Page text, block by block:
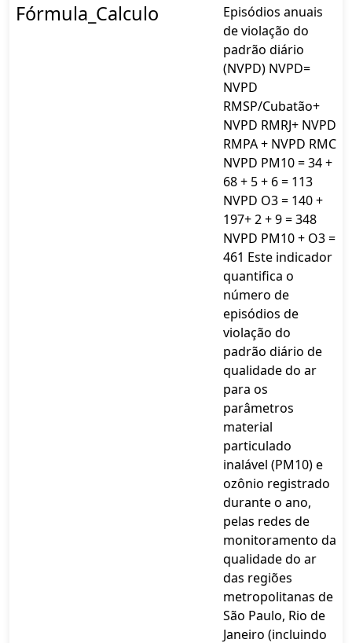
Fórmula_Calculo
Episódios anuais
de violação do
padrão diário
(NVPD) NVPD=
NVPD
RMSP/Cubatão+
NVPD RMRJ+ NVPD
RMPA + NVPD RMC
NVPD PM10 = 34 +
68 + 5 + 6 = 113
NVPD O3 = 140 +
197+ 2 + 9 = 348
NVPD PM10 + O3 =
461 Este indicador
quantifica o
número de
episódios de
violação do
padrão diário de
qualidade do ar
para os
parâmetros
material
particulado
inalável (PM10) e
ozônio registrado
durante o ano,
pelas redes de
monitoramento da
qualidade do ar
das regiões
metropolitanas de
São Paulo, Rio de
Janeiro (incluindo